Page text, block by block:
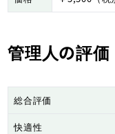
管理人の評
総合評価
快適性